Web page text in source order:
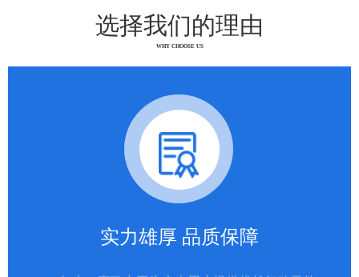
选择我们的理由
WHY CHOOSE US
实力雄厚 品质保障